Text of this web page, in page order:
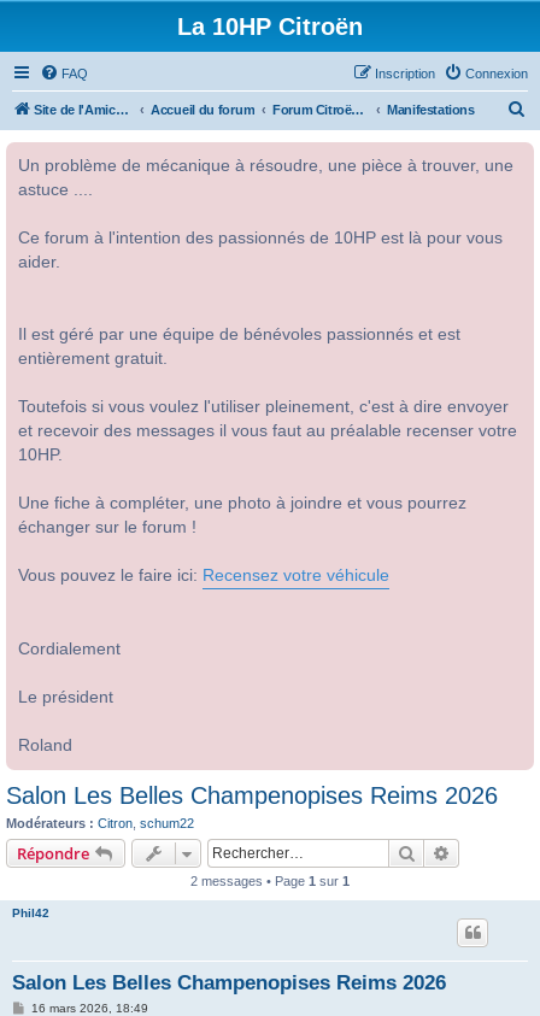
La 10HP Citroën
FAQ Connexion
Inscription
Site de l'Amicale Citroën 10HP Accueil du forum Forum Citroën 10HP Manifestations
Un problème de mécanique à résoudre, une pièce à trouver, une
astuce ....
Ce forum à l'intention des passionnés de 10HP est là pour vous
aider.
Il est géré par une équipe de bénévoles passionnés et est
entièrement gratuit.
Toutefois si vous voulez l'utiliser pleinement, c'est à dire envoyer
et recevoir des messages il vous faut au préalable recenser votre
10HP.
Une fiche à compléter, une photo à joindre et vous pourrez
échanger sur le forum !
Vous pouvez le faire ici: Recensez votre véhicule
Cordialement
Le président
Roland
Salon Les Belles Champenopises Reims 2026
Modérateurs : Citron schum22
Répondre Rechercher
2 messages • Page 1 sur 1
Phil42
Salon Les Belles Champenopises Reims 2026
M16 mars 2026, 18:49